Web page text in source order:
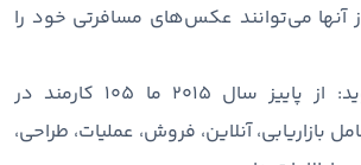
از آنها می‌توانند عکس‌های مسافرتی خود را
آقای اسکات می‌گوید: از پاییز سال ۲۰۱۵ ما ۱۰۵ کارمند در
آنلاین، فروش، عملیات، طراحی،